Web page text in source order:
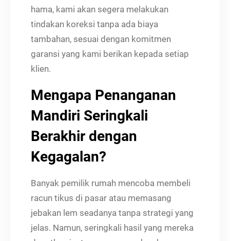
hama, kami akan segera melakukan
tindakan koreksi tanpa ada biaya
tambahan, sesuai dengan komitmen
garansi yang kami berikan kepada setiap
klien.
Mengapa Penanganan
Mandiri Seringkali
Berakhir dengan
Kegagalan?
Banyak pemilik rumah mencoba membeli
racun tikus di pasar atau memasang
jebakan lem seadanya tanpa strategi yang
jelas. Namun, seringkali hasil yang mereka